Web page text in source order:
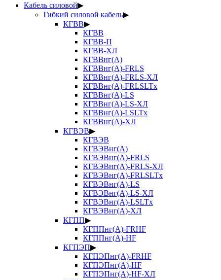
Кабель силовой▶
Гибкий силовой кабель▶
КГВВ▶
КГВВ
КГВВ-П
КГВВ-ХЛ
КГВВнг(А)
КГВВнг(А)-FRLS
КГВВнг(А)-FRLS-ХЛ
КГВВнг(А)-FRLSLTx
КГВВнг(А)-LS
КГВВнг(А)-LS-ХЛ
КГВВнг(А)-LSLTx
КГВВнг(А)-ХЛ
КГВЭВ▶
КГВЭВ
КГВЭВнг(А)
КГВЭВнг(А)-FRLS
КГВЭВнг(А)-FRLS-ХЛ
КГВЭВнг(А)-FRLSLTx
КГВЭВнг(А)-LS
КГВЭВнг(А)-LS-ХЛ
КГВЭВнг(А)-LSLTx
КГВЭВнг(А)-ХЛ
КГПП▶
КГППнг(А)-FRHF
КГППнг(А)-HF
КГПЭП▶
КГПЭПнг(А)-FRHF
КГПЭПнг(А)-HF
КГПЭПнг(А)-HF-ХЛ